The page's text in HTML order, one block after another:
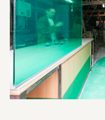
株式会社亀屋万年堂